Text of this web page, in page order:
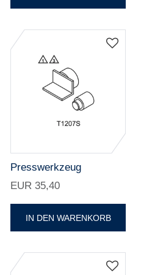
Presswerkzeug
EUR 35,40
IN DEN WARENKORB